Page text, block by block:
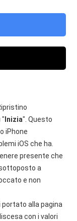
" Inizia". Questo
iPhone
iOS che ha.
presente che
a
e non
alla pagina
con i valori